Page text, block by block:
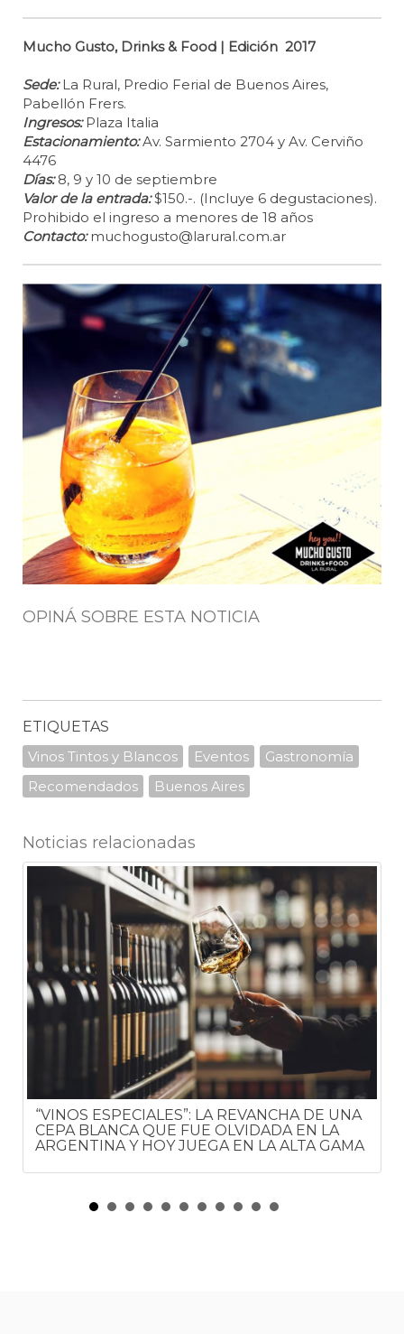
Mucho Gusto, Drinks & Food | Edición 2017
Sede:La Rural, Predio Ferial de Buenos Aires,
Pabellón Frers.
Ingresos:Plaza Italia
Estacionamiento:Av. Sarmiento 2704 y Av. Cerviño
4476
Días:8, 9 y 10 de septiembre
Valor de la entrada:$150.-. (Incluye 6 degustaciones).
Prohibido el ingreso a menores de 18 años
Contacto:muchogusto@larural.com.ar
OPINÁ SOBRE ESTA NOTICIA
ETIQUETAS
Vinos Tintos y Blancos
Eventos
Gastronomía
Recomendados
Buenos Aires
Noticias relacionadas
“VINOS ESPECIALES”: LA REVANCHA DE UNA
CEPA BLANCA QUE FUE OLVIDADA EN LA
ARGENTINA Y HOY JUEGA EN LA ALTA GAMA